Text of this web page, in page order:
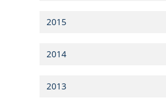
2015
2014
2013